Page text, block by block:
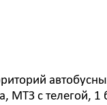
МТЗ с телегой, 1